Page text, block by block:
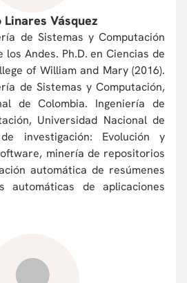
Vásquez
de Sistemas y Computación
Andes. Ph.D. en Ciencias de
of William and Mary (2016).
de Sistemas y Computación,
de Colombia. Ingeniería de
Universidad Nacional de
investigación: Evolución y
minería de repositorios
automática de resúmenes
automáticas de aplicaciones